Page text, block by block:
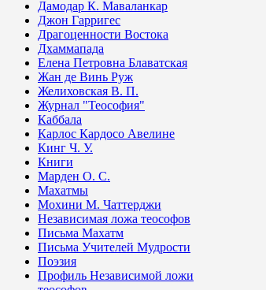
Дамодар К. Маваланкар
Джон Гарригес
Драгоценности Востока
Дхаммапада
Елена Петровна Блаватская
Жан де Винь Руж
Желиховская В. П.
Журнал "Теософия"
Каббала
Карлос Кардосо Авелине
Кинг Ч. У.
Книги
Марден О. С.
Махатмы
Мохини М. Чаттерджи
Независимая ложа теософов
Письма Махатм
Письма Учителей Мудрости
Поэзия
Профиль Независимой ложи